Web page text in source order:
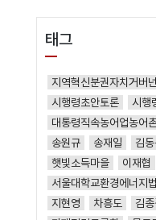
태그
지역혁신분권자치거버
시행령초안토론
시행
대통령직속농어업농어
송원규
송재일
김
햇빛소득마을
이재협
서울대학교환경에너지
지현영
차흥도
김